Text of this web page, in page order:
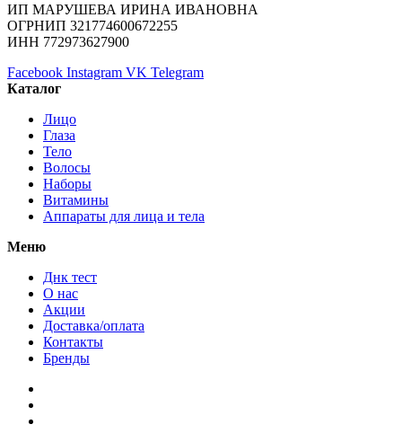
ИП МАРУШЕВА ИРИНА ИВАНОВНА
ОГРНИП 321774600672255
ИНН 772973627900
Facebook Instagram VK Telegram
Каталог
Лицо
Глаза
Тело
Волосы
Наборы
Витамины
Аппараты для лица и тела
Меню
Днк тест
О нас
Акции
Доставка/оплата
Контакты
Бренды